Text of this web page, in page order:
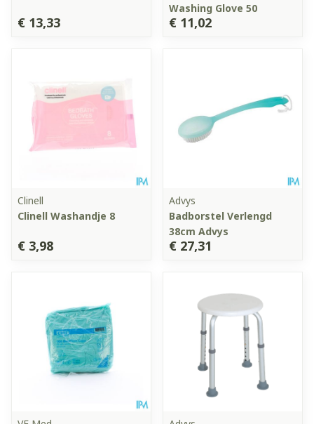
€ 13,33
Washing Glove 50
€ 11,02
Clinell
Clinell Washandje 8
€ 3,98
Advys
Badborstel Verlengd
38cm Advys
€ 27,31